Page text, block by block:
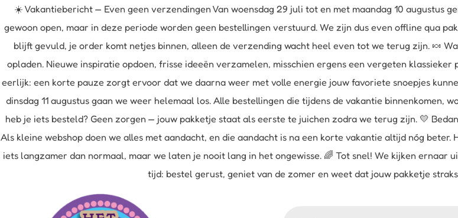
☀️ Vakantiebericht — Even geen verzendingen Van woensdag 29 juli tot en met maandag 10 augustus
gewoon open, maar in deze periode worden geen bestellingen verstuurd. We zijn dus even offline qua
blijft gevuld, je order komt netjes binnen, alleen de verzending wacht heel even tot we terug zijn. 🍬
opladen. Nieuwe inspiratie opdoen, frisse ideeën verzamelen, misschien ergens een vergeten
eerlijk: een korte pauze zorgt ervoor dat we daarna weer met volle energie jouw favoriete snoepjes
dinsdag 11 augustus gaan we weer helemaal los. Alle bestellingen die tijdens de vakantie
heb je iets besteld? Geen zorgen — jouw pakketje staat als eerste te juichen zodra we terug zijn. 💛
Als kleine webshop doen we alles met aandacht, en die aandacht is na een korte vakantie altijd nóg
iets langzamer dan normaal, maar we laten je nooit lang in het ongewisse. 🌈 Tot snel! We kijken ernaar
tijd: bestel gerust, geniet van de zomer en weet dat jouw pakketje